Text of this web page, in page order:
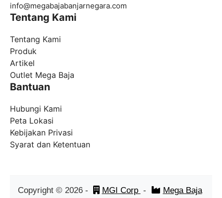
info@megabajabanjarnegara.com
Tentang Kami
Tentang Kami
Produk
Artikel
Outlet Mega Baja
Bantuan
Hubungi Kami
Peta Lokasi
Kebijakan Privasi
Syarat dan Ketentuan
Copyright © 2026- MGI Corp - Mega Baja